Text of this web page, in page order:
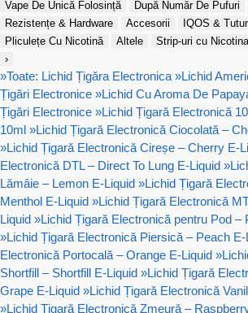
Vape De Unică Folosință
După Număr De Pufuri
Rezistențe & Hardware
Accesorii
IQOS &
Pliculețe Cu Nicotină
Altele
Strip-uri cu Nicotina
›
»Toate: Lichid Țigăra Electronica »Lichid
Țigări Electronice »Lichid Cu Aroma De
Țigări Electronice »Lichid Țigară Electronică
10ml »Lichid Țigară Electronică Ciocolată –
»Lichid Țigară Electronică Cireșe – Cherry E-
Electronică DTL – Direct To Lung E-Liquid »
Lămâie – Lemon E-Liquid »Lichid Țigară
Menthol E-Liquid »Lichid Țigară Electronică
Liquid »Lichid Țigară Electronică pentru Pod –
»Lichid Țigară Electronică Piersică – Peach E-
Electronică Portocală – Orange E-Liquid »
Shortfill – Shortfill E-Liquid »Lichid Țigară
Grape E-Liquid »Lichid Țigară Electronică
»Lichid Țigară Electronică Zmeură –